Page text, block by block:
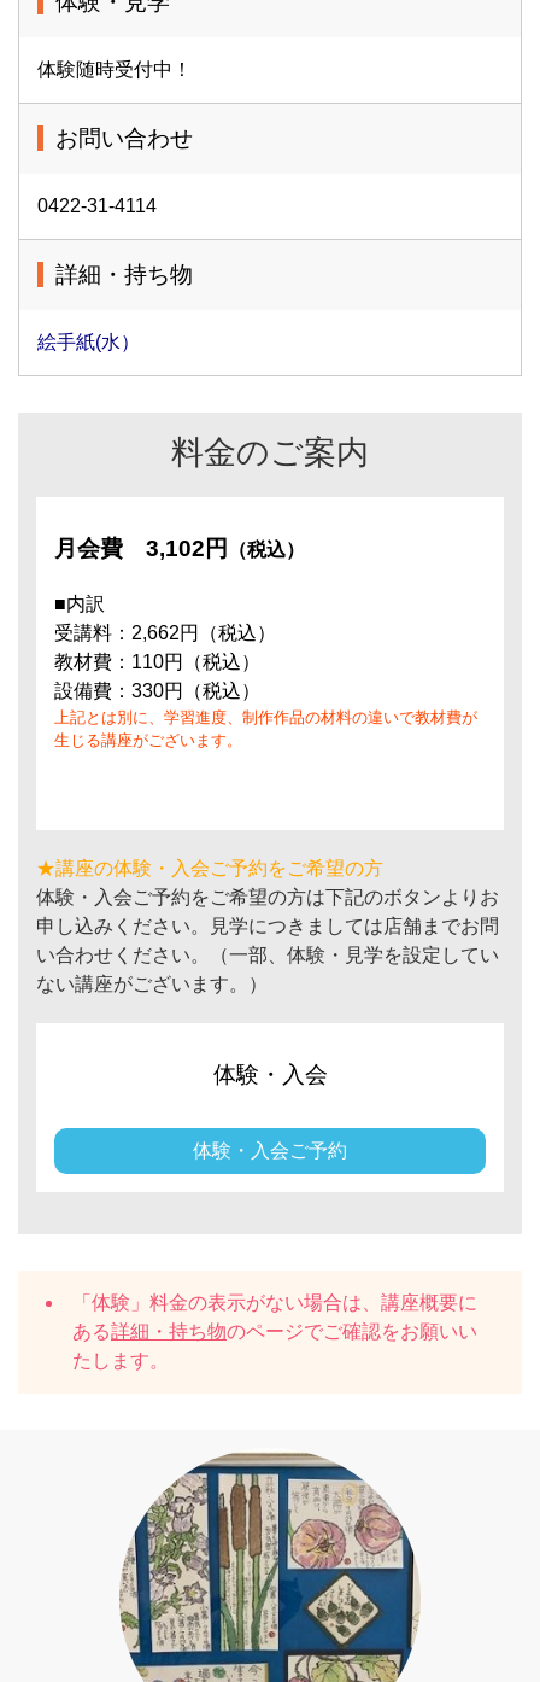
体験随時受付中！
お問い合わせ
0422-31-4114
詳細・持ち物
絵手紙(水）
料金のご案内
月会費 3,102円 （税込）
■内訳
受講料：2,662円（税込）
教材費：110円（税込）
設備費：330円（税込）
上記とは別に、学習進度、制作作品の材料の違いで教材費が
生じる講座がございます。
★講座の体験・入会ご予約をご希望の方
体験・入会ご予約をご希望の方は下記のボタンよりお
申し込みください。見学につきましては店舗までお問
い合わせください。（一部、体験・見学を設定してい
ない講座がございます。）
体験・入会
体験・入会ご予約
「体験」料金の表示がない場合は、講座概要に
ある詳細・持ち物のページでご確認をお願いい
たします。